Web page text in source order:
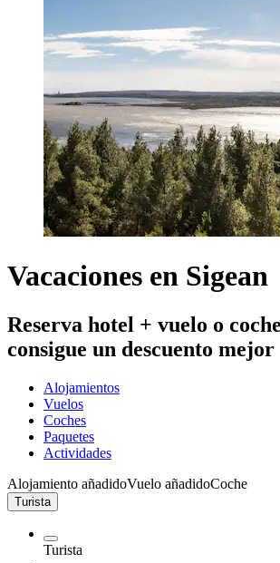
Vacaciones en Sigean
Reserva hotel + vuelo o
consigue un descuento mejor
Alojamientos
Vuelos
Coches
Paquetes
Actividades
Alojamiento añadidoVuelo añadidoCoche
Turista
Turista